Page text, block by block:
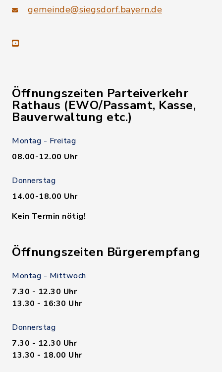
gemeinde@siegsdorf.bayern.de
youtube
Öffnungszeiten Parteiverkehr
Rathaus (EWO/Passamt, Kasse,
Bauverwaltung etc.)
Montag - Freitag
08.00-12.00 Uhr
Donnerstag
14.00-18.00 Uhr
Kein Termin nötig!
Öffnungszeiten Bürgerempfang
Montag - Mittwoch
7.30 - 12.30 Uhr
13.30 - 16:30 Uhr
Donnerstag
7.30 - 12.30 Uhr
13.30 - 18.00 Uhr